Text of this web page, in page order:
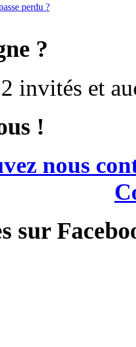
perdu ?
?
invités et
!
nous
sur